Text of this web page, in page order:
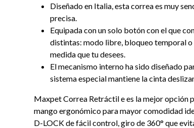
Diseñado en Italia, esta correa es muy
precisa.
Equipada con un solo botón con el que
distintas: modo libre, bloqueo temporal o
medida que tu desees.
El mecanismo interno ha sido diseñado
sistema especial mantiene la cinta
Maxpet Correa Retráctil e es la mejor opción
mango ergonómico para mayor comodidad
D-LOCK de fácil control, giro de 360° que